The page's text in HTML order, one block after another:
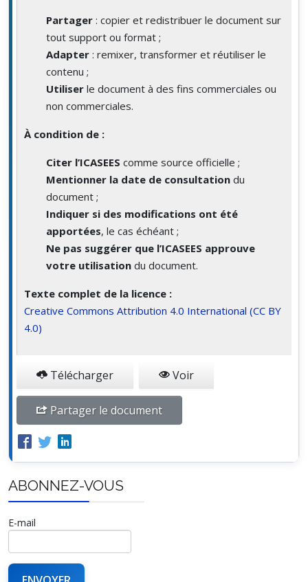
Partager : copier et redistribuer le document sur
tout support ou format ;
Adapter : remixer, transformer et réutiliser le
contenu ;
Utiliser le document à des fins commerciales ou
non commerciales.
À condition de :
Citer l’ICASEES comme source officielle ;
Mentionner la date de consultation du
document ;
Indiquer si des modifications ont été
apportées, le cas échéant ;
Ne pas suggérer que l’ICASEES approuve
votre utilisation du document.
Texte complet de la licence :
Creative Commons Attribution 4.0 International (CC BY
4.0)
Télécharger Voir
Partager le document
ABONNEZ-VOUS
E-mail